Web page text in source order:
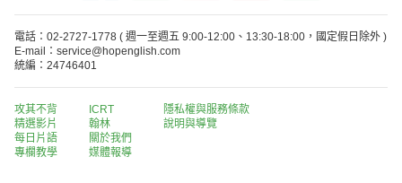
電話：02-2727-1778 ( 週一至週五 9:00-12:00、13:30-18:00，國定假日除外 )
E-mail：service@hopenglish.com
統編：24746401
攻其不背
精選影片
每日片語
專欄教學
ICRT
翰林
關於我們
媒體報導
隱私權與服務條款
說明與導覽